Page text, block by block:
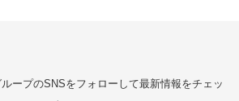
ープのSNSをフォローして最新情報をチェッ